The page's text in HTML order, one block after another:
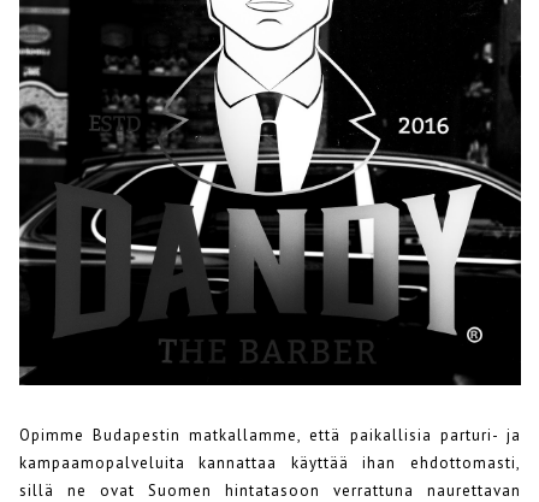
Opimme Budapestin matkallamme, että paikallisia parturi- ja
kampaamopalveluita kannattaa käyttää ihan ehdottomasti,
sillä ne ovat Suomen hintatasoon verrattuna naurettavan